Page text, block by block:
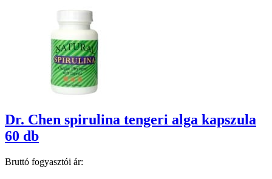
Dr. Chen spirulina tengeri alga kapszula
60 db
Bruttó fogyasztói ár: